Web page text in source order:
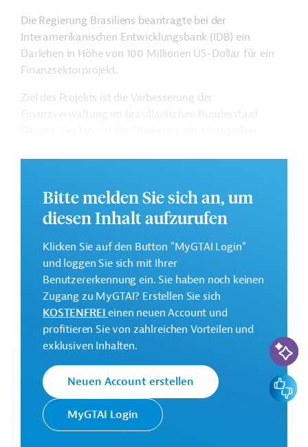
Die Regierung Brasiliens beantragte bei der
Interamerikanischen Entwicklungsbank (IDB) ein
Darlehen in Höhe von 100 Millionen US-Dollar für ein
Finanzsektorprojekt.
Ziel des Projekts ist die Verbesserung der
Anpassung der Finanzverwaltung an die staatlichen
Leitlinien zur Erreichung der Dekarbonisierungsziele
grundlegender Reformen z.B. der Steuerreform
vorgesehen.
Weitere Informationen zu dem geplanten
Entwicklungsprojekt finden Sie auf derWebseite der
.
GTAI informiert über dieIDB
: Schwerpunkte, Regularien
und praktische Hinweise zur Geschäftsanbahnung.
Geberbeitrag:
100 Millionen US-Dollar (Darlehen; beantragt)
Bitte melden Sie sich an, um
diesen Inhalt aufzurufen
Klicken Sie auf den Button "MyGTAI Login"
und loggen Sie sich mit Ihrer
Benutzererkennung ein. Sie haben noch keinen
Zugang zu MyGTAI? Erstellen Sie sich
KOSTENFREIeinen neuen Account und
profitieren Sie von zahlreichen Vorteilen und
exklusiven Inhalten.
Neuen Account erstellen
MyGTAI Login
KI-